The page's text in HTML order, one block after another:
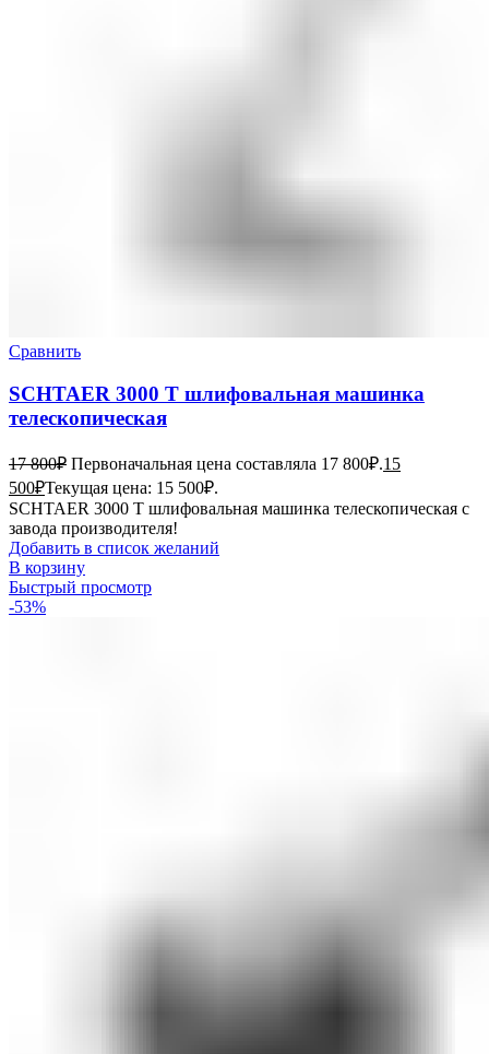
Сравнить
SCHTAER 3000 T шлифовальная машинка
телескопическая
17 800₽ Первоначальная цена составляла 17 800₽.15
500₽Текущая цена: 15 500₽.
SCHTAER 3000 T шлифовальная машинка телескопическая с
завода производителя!
Добавить в список желаний
В корзину
Быстрый просмотр
-53%